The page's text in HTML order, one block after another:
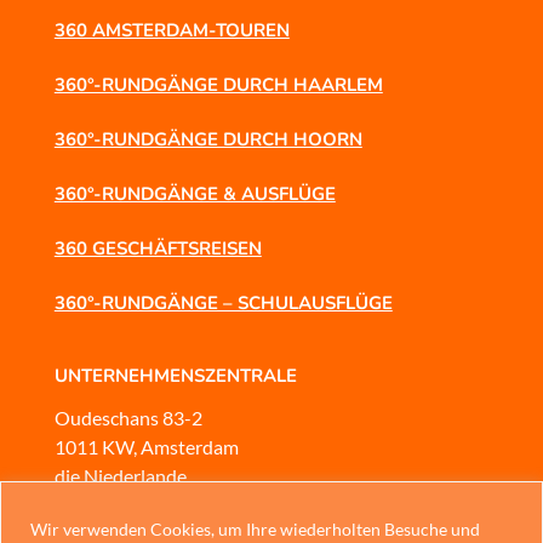
Wir verwenden Cookies, um Ihre wiederholten Besuche und
360 AMSTERDAM-TOUREN
360°-RUNDGÄNGE DURCH HAARLEM
360°-RUNDGÄNGE DURCH HOORN
360°-RUNDGÄNGE & AUSFLÜGE
360 GESCHÄFTSREISEN
360°-RUNDGÄNGE – SCHULAUSFLÜGE
UNTERNEHMENSZENTRALE
Oudeschans 83-2
1011 KW, Amsterdam
die Niederlande
KUNDENSERVICE